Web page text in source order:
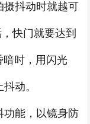
摄抖动时就越可
快门就要达到
暗时，用闪光
动。
功能，以镜身防